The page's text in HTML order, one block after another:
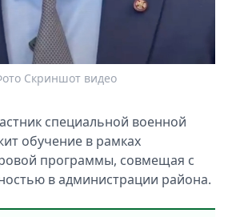
Скриншот видео
специальной военной
обучение в рамках
программы, совмещая с
в администрации района.